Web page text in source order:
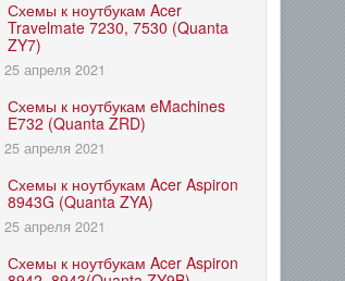
Схемы к ноутбукам Acer
Travelmate 7230, 7530 (Quanta
ZY7)
25 апреля 2021
Схемы к ноутбукам eMachines
E732 (Quanta ZRD)
25 апреля 2021
Схемы к ноутбукам Acer Aspiron
8943G (Quanta ZYA)
25 апреля 2021
Схемы к ноутбукам Acer Aspiron